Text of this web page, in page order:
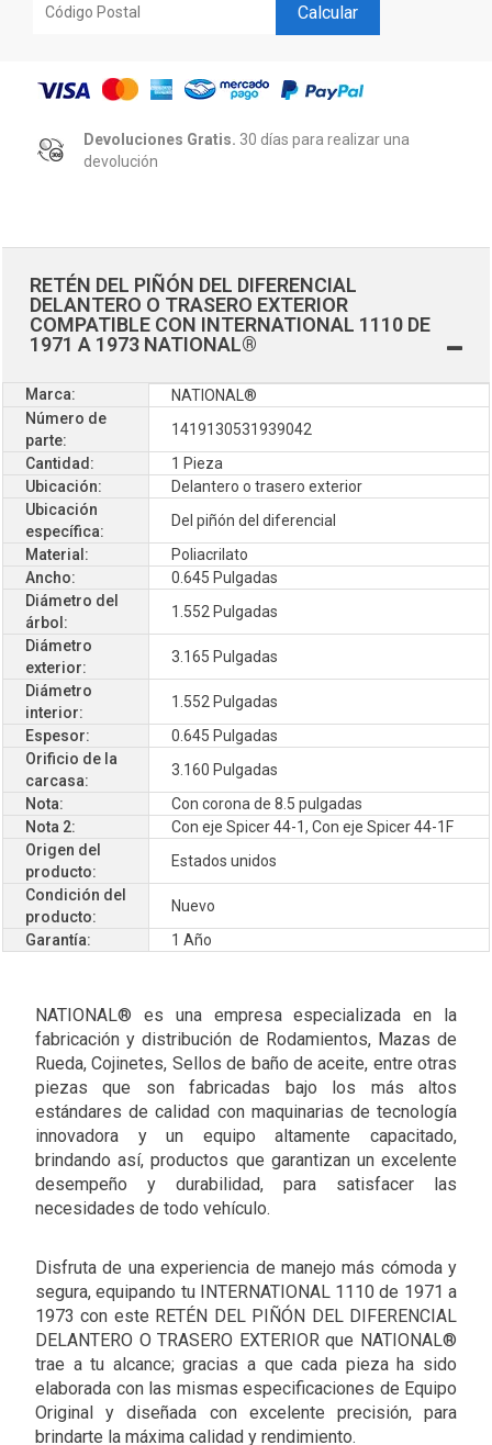
Calcular
Devoluciones Gratis. 30 días para realizar una
devolución
RETÉN DEL PIÑÓN DEL DIFERENCIAL
DELANTERO O TRASERO EXTERIOR
COMPATIBLE CON INTERNATIONAL 1110 DE
1971 A 1973 NATIONAL®
Marca:
NATIONAL®
Número de
parte:
1419130531939042
Cantidad:
1 Pieza
Ubicación:
Delantero o trasero exterior
Ubicación
específica:
Del piñón del diferencial
Material:
Poliacrilato
Ancho:
0.645 Pulgadas
Diámetro del
árbol:
1.552 Pulgadas
Diámetro
exterior:
3.165 Pulgadas
Diámetro
interior:
1.552 Pulgadas
Espesor:
0.645 Pulgadas
Orificio de la
carcasa:
3.160 Pulgadas
Nota:
Con corona de 8.5 pulgadas
Nota 2:
Con eje Spicer 44-1, Con eje Spicer 44-1F
Origen del
producto:
Estados unidos
Condición del
producto:
Nuevo
Garantía:
1 Año
NATIONAL® es una empresa especializada en la
fabricación y distribución de Rodamientos, Mazas de
Rueda, Cojinetes, Sellos de baño de aceite, entre otras
piezas que son fabricadas bajo los más altos
estándares de calidad con maquinarias de tecnología
innovadora y un equipo altamente capacitado,
brindando así, productos que garantizan un excelente
desempeño y durabilidad, para satisfacer las
necesidades de todo vehículo.
Disfruta de una experiencia de manejo más cómoda y
segura, equipando tu INTERNATIONAL 1110 de 1971 a
1973 con este RETÉN DEL PIÑÓN DEL DIFERENCIAL
DELANTERO O TRASERO EXTERIOR que NATIONAL®
trae a tu alcance; gracias a que cada pieza ha sido
elaborada con las mismas especificaciones de Equipo
Original y diseñada con excelente precisión, para
brindarte la máxima calidad y rendimiento.